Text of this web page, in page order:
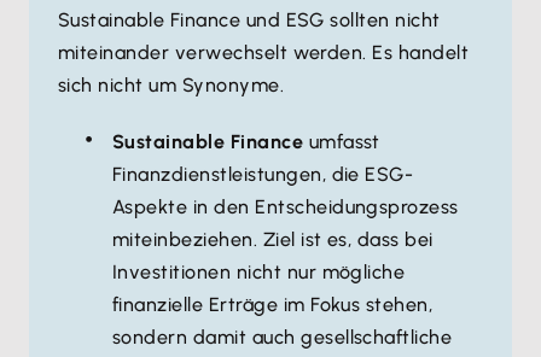
Sustainable Finance und ESG sollten nicht
miteinander verwechselt werden. Es handelt
sich nicht um Synonyme.
Sustainable Finance umfasst
Finanzdienstleistungen, die ESG-
Aspekte in den Entscheidungsprozess
miteinbeziehen. Ziel ist es, dass bei
Investitionen nicht nur mögliche
finanzielle Erträge im Fokus stehen,
sondern damit auch gesellschaftliche